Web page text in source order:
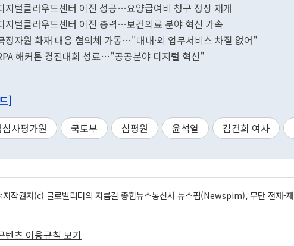
지털클라우드센터 이전 성공…요양급여비 청구 정상 재개
지털클라우드센터 이전 총력…보건의료 분야 혁신 가속
정자원 화재 대응 협의체 가동…"대내·외 업무서비스 차질 없어"
해커톤 경진대회 성료…"공공분야 디지털 혁신"
]
사평가원 국토부 심평원 윤석열 김건희 여사
저작권자(c) 글로벌리더의 지름길 종합뉴스통신사 뉴스핌(Newspim), 무단 전재-
텐츠 이용규칙 보기